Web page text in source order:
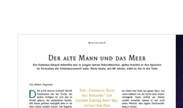
Ende
der
Bildgalerie
Anfang
der
Bildgalerie